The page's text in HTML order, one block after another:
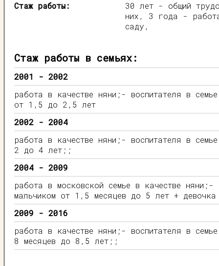
Стаж работы:
30 лет - общий
них, 3 года -
саду,
Стаж работы в семьях:
2001 - 2002
работа в качестве няни;- воспитателя в
от 1,5 до 2,5 лет
2002 - 2004
работа в качестве няни;- воспитателя в
2 до 4 лет;;
2004 - 2009
работа в московской семье в качестве няни;-
мальчиком от 1,5 месяцев до 5 лет +
2009 - 2016
работа в качестве няни;- воспитателя в
8 месяцев до 8,5 лет;;